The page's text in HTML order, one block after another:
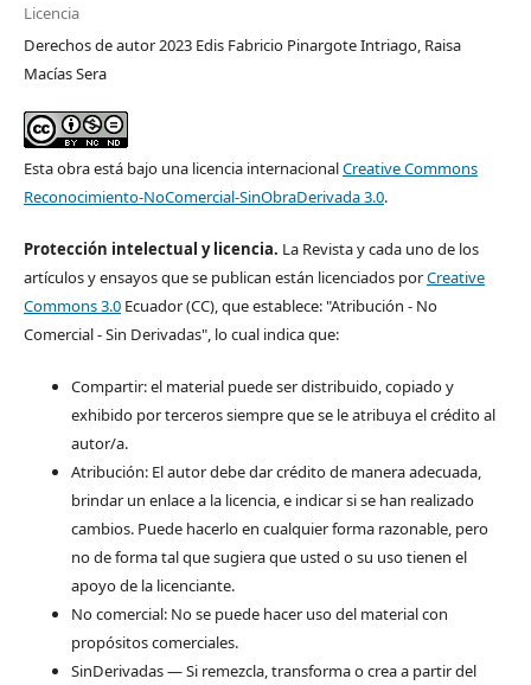
Licencia
Derechos de autor 2023 Edis Fabricio Pinargote Intriago, Raisa
Macías Sera
Esta obra está bajo una licencia internacionalCreative Commons
Reconocimiento-NoComercial-SinObraDerivada 3.0.
Protección intelectual y licencia. La Revista y cada uno de los
artículos y ensayos que se publican están licenciados porCreative
Commons 3.0Ecuador (CC), que establece: "Atribución - No
Comercial - Sin Derivadas", lo cual indica que:
Compartir: el material puede ser distribuido, copiado y
exhibido por terceros siempre que se le atribuya el crédito al
autor/a.
Atribución: El autor debe dar crédito de manera adecuada,
brindar un enlace a la licencia, e indicar si se han realizado
cambios. Puede hacerlo en cualquier forma razonable, pero
no de forma tal que sugiera que usted o su uso tienen el
apoyo de la licenciante.
No comercial: No se puede hacer uso del material con
propósitos comerciales.
SinDerivadas — Si remezcla, transforma o crea a partir del